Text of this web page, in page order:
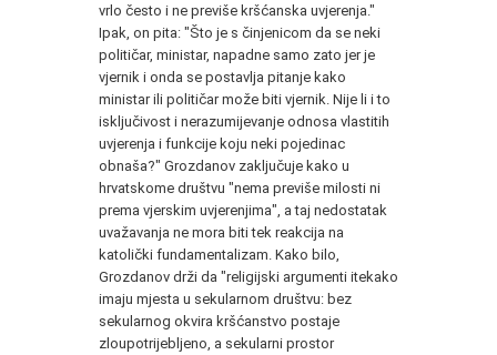
vrlo često i ne previše kršćanska uvjerenja."
Ipak, on pita: "Što je s činjenicom da se neki
političar, ministar, napadne samo zato jer je
vjernik i onda se postavlja pitanje kako
ministar ili političar može biti vjernik. Nije li i to
isključivost i nerazumijevanje odnosa vlastitih
uvjerenja i funkcije koju neki pojedinac
obnaša?" Grozdanov zaključuje kako u
hrvatskome društvu "nema previše milosti ni
prema vjerskim uvjerenjima", a taj nedostatak
uvažavanja ne mora biti tek reakcija na
katolički fundamentalizam. Kako bilo,
Grozdanov drži da "religijski argumenti itekako
imaju mjesta u sekularnom društvu: bez
sekularnog okvira kršćanstvo postaje
zloupotrijebljeno, a sekularni prostor